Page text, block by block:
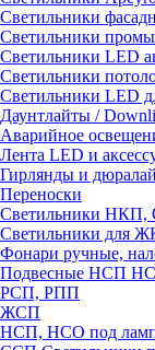
Светильники
Светильники
Светильники LED
Светильники
Светильники LED
Даунтлайты /
Аварийное
Лента LED и
Гирлянды и
Переноски
Светильники НКП,
Светильники для
Фонари ручные,
Подвесные НСП
РСП, РПП
ЖСП
НСП, НСО под